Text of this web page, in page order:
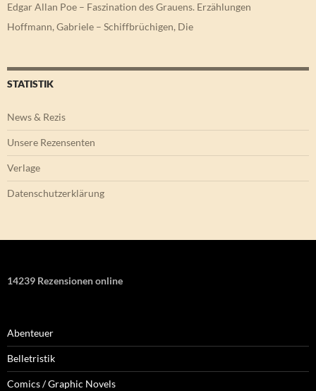
Edgar Allan Poe – Faszination des Grauens. Erzählungen
Hoffmann, Gabriele – Schiffbrüchigen, Die
STATISTIK
News & Rezis
Unsere Rezensenten
Verlage
Datenschutzerklärung
14239 Rezensionen online
Abenteuer
Belletristik
Comics / Graphic Novels